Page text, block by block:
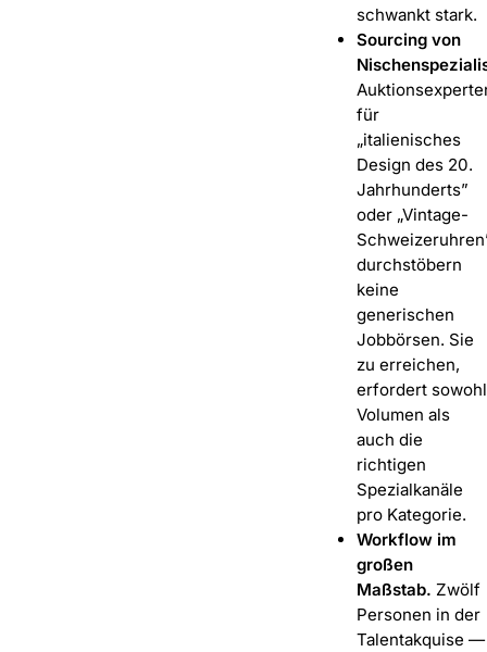
schwankt stark.
Sourcing von
für
„italienisches
Design des 20.
Jahrhunderts”
oder „Vintage-
durchstöbern
keine
generischen
Jobbörsen. Sie
zu erreichen,
erfordert sowohl
Volumen als
auch die
richtigen
Spezialkanäle
pro Kategorie.
Workflow im
großen
Maßstab. Zwölf
Personen in der
Talentakquise —